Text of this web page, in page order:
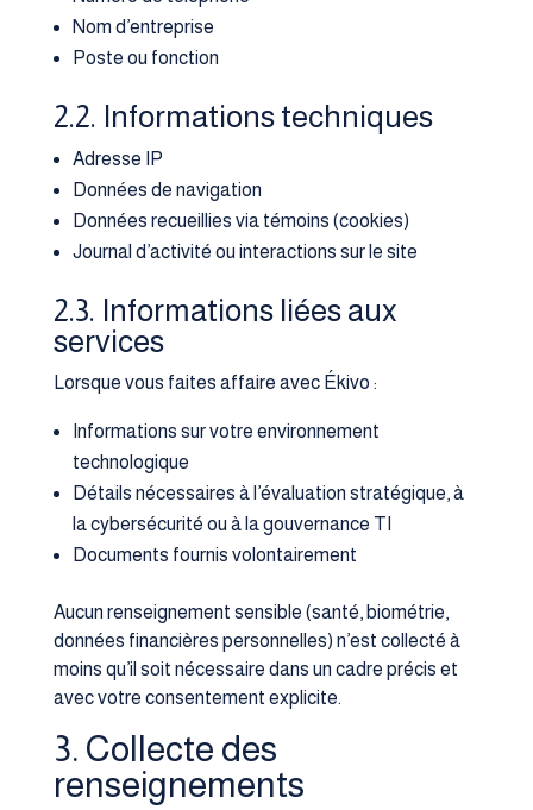
Nom d’entreprise
Poste ou fonction
2.2. Informations techniques
Adresse IP
Données de navigation
Données recueillies via témoins (cookies)
Journal d’activité ou interactions sur le site
2.3. Informations liées aux
services
Lorsque vous faites affaire avec Ékivo :
Informations sur votre environnement
technologique
Détails nécessaires à l’évaluation stratégique, à
la cybersécurité ou à la gouvernance TI
Documents fournis volontairement
Aucun renseignement sensible (santé, biométrie,
données financières personnelles) n’est collecté à
moins qu’il soit nécessaire dans un cadre précis et
avec votre consentement explicite.
3. Collecte des
renseignements